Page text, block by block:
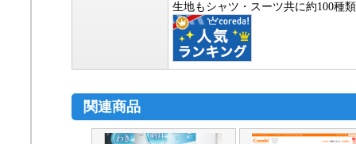
生地もシャツ・スーツ共に約100種
関連商品